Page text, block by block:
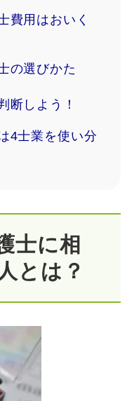
費用はおいく
の選びかた
断しよう！
4士業を使い分
士に相
とは？